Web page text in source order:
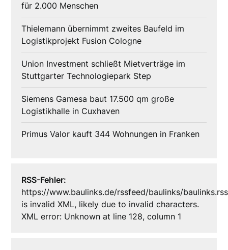
für 2.000 Menschen
Thielemann übernimmt zweites Baufeld im
Logistikprojekt Fusion Cologne
Union Investment schließt Mietverträge im
Stuttgarter Technologiepark Step
Siemens Gamesa baut 17.500 qm große
Logistikhalle in Cuxhaven
Primus Valor kauft 344 Wohnungen in Franken
RSS-Fehler:
https://www.baulinks.de/rssfeed/baulinks/baulinks.rss
is invalid XML, likely due to invalid characters.
XML error: Unknown at line 128, column 1